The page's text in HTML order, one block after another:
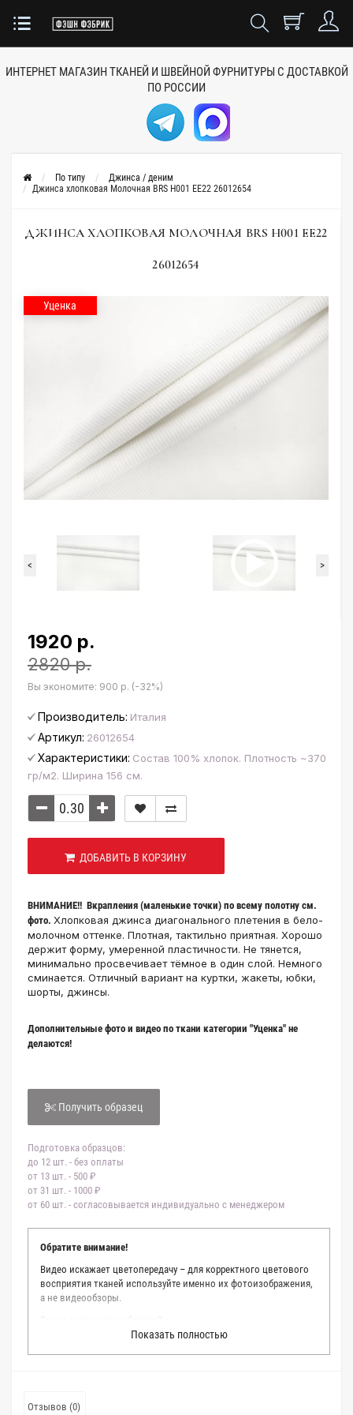
ИНТЕРНЕТ МАГАЗИН ТКАНЕЙ И ШВЕЙНОЙ ФУРНИТУРЫ С ДОСТАВКОЙ
ПО РОССИИ
По типу
Джинса / деним
Джинса хлопковая Молочная BRS H001 EE22 26012654
ДЖИНСА ХЛОПКОВАЯ МОЛОЧНАЯ BRS H001 EE22
26012654
Уценка
< >
1920 р.
2820 р.
Вы экономите: 900 р. (-32%)
Производитель: Италия
Артикул: 26012654
Характеристики: Состав 100% хлопок. Плотность ~370
гр/м2. Ширина 156 см.
ДОБАВИТЬ В КОРЗИНУ
ВНИМАНИЕ!! Вкрапления (маленькие точки) по всему полотну см.
фото. Хлопковая джинса диагонального плетения в бело-
молочном оттенке. Плотная, тактильно приятная. Хорошо
держит форму, умеренной пластичности. Не тянется,
минимально просвечивает тёмное в один слой. Немного
сминается. Отличный вариант на куртки, жакеты, юбки,
шорты, джинсы.
Дополнительные фото и видео по ткани категории "Уценка" не
делаются!
Получить образец
Подготовка образцов:
до 12 шт. - без оплаты
от 13 шт. - 500 ₽
от 31 шт. - 1000 ₽
от 60 шт. - согласовывается индивидуально с менеджером
Обратите внимание!
Видео искажает цветопередачу – для корректного цветового
восприятия тканей используйте именно их фотоизображения,
а не видеообзоры.
Мы делаем все возможное, чтобы точно описать цвет каждой
ткани из нашего каталога. Мы осматриваем и фотографируем
Показать полностью
Отзывов (0)